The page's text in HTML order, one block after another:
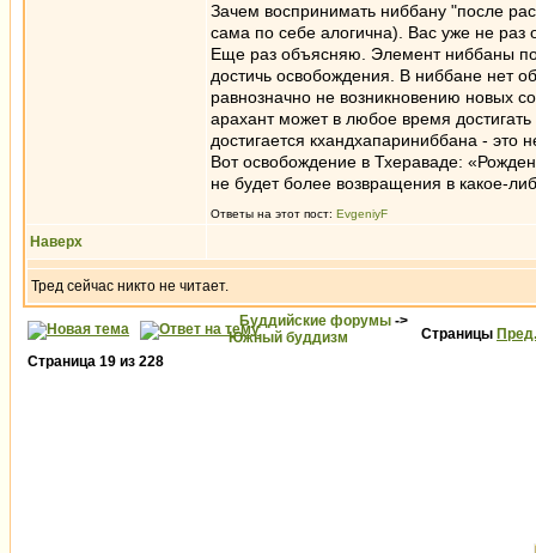
Зачем воспринимать ниббану "после
сама по себе алогична). Вас уже не раз
Еще раз объясняю. Элемент ниббаны
достичь освобождения. В ниббане нет
равнозначно не возникновению новых
арахант может в любое время
достигается кхандхапариниббана - это
Вот освобождение в Тхераваде:
не будет более возвращения в какое-
Ответы на этот пост: EvgeniyF
Наверх
Тред сейчас никто не читает.
Буддийские форумы ->
Южный буддизм
Страницы Пред.
Страница 19 из 228